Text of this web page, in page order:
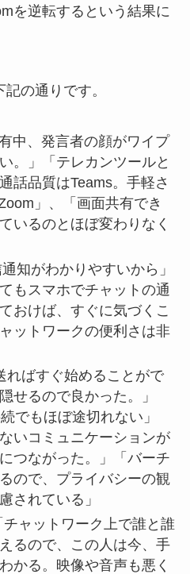
を逆転するという結果に
の通りです。
中、発言者の顔がワイプ
。」「テレカンツールと
話品質はTeams。手軽さ
」、「画面共有でき
いるのとほぼ変わりなく
知がわかりやすいから」
もスマホでチャットの通
おけば、すぐに気づくこ
ットワークの便利さは非
ばすぐ始めることがで
せるので良かった。」
でもほぼ途切れない」
いコミュニケーションが
つながった。」「バーチ
ので、プライバシーの観
されている」
ャットワーク上で誰と誰
るので、この人は今、手
かる。映像や音声も悪く